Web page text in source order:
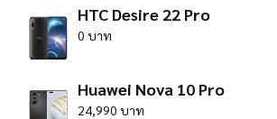
HTC Desire 22 Pro
0 บาท
Huawei Nova 10 Pro
24,990 บาท